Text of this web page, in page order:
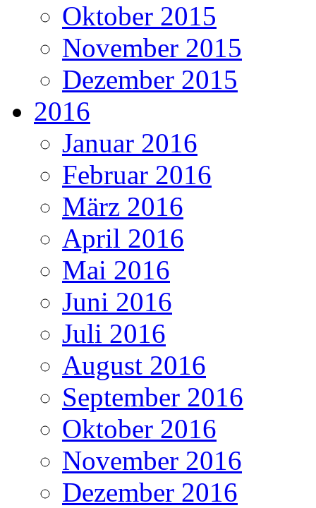
Oktober 2015
November 2015
Dezember 2015
2016
Januar 2016
Februar 2016
März 2016
April 2016
Mai 2016
Juni 2016
Juli 2016
August 2016
September 2016
Oktober 2016
November 2016
Dezember 2016